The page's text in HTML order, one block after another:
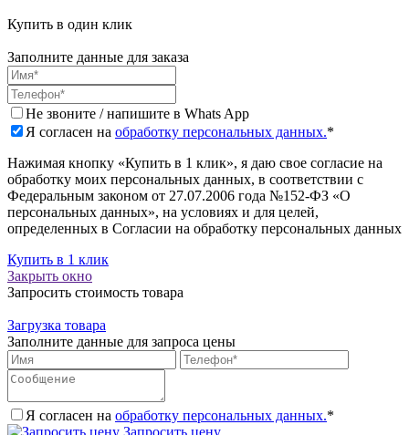
Купить в один клик
Заполните данные для заказа
Не звоните / напишите в Whats App
Я согласен на обработку персональных данных.*
Нажимая кнопку «Купить в 1 клик», я даю свое согласие на
обработку моих персональных данных, в соответствии с
Федеральным законом от 27.07.2006 года №152-ФЗ «О
персональных данных», на условиях и для целей,
определенных в Согласии на обработку персональных данных
Купить в 1 клик
Закрыть окно
Запросить стоимость товара
Загрузка товара
Заполните данные для запроса цены
Я согласен на обработку персональных данных.*